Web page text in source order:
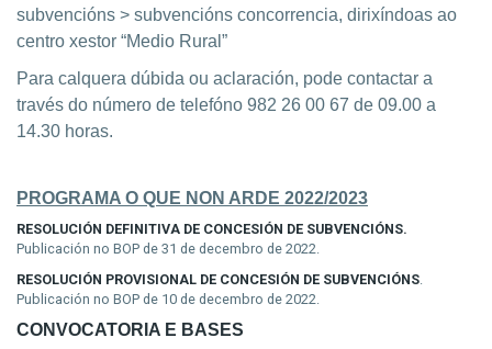
subvencións > subvencións concorrencia, dirixíndoas ao
centro xestor “Medio Rural”
Para calquera dúbida ou aclaración, pode contactar a
través do número de telefóno 982 26 00 67 de 09.00 a
14.30 horas.
PROGRAMA O QUE NON ARDE 2022/2023
RESOLUCIÓN DEFINITIVA DE CONCESIÓN DE SUBVENCIÓNS.
Publicación no BOP de 31 de decembro de 2022.
RESOLUCIÓN PROVISIONAL DE CONCESIÓN DE SUBVENCIÓNS
Publicación no BOP de 10 de decembro de 2022.
CONVOCATORIA E BASES